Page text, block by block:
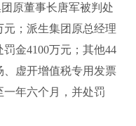
原董事长唐军被判处
元；派生集团原总经理
金4100万元；其他44
、虚开增值税专用发票
年六个月，并处罚